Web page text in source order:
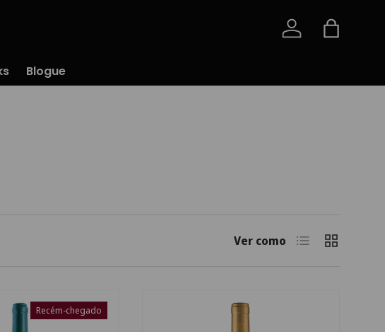
Iniciar sessão
Saco
Blogue
Ver como Lista Grelha
Recém-chegado